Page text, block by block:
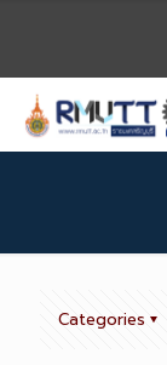
Categories